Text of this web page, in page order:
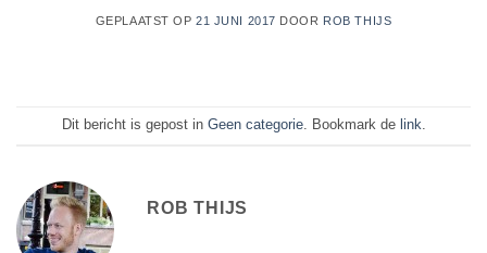
GEPLAATST OP21 JUNI 2017 DOOR ROB THIJS
Dit bericht is gepost in Geen categorie. Bookmark de link
ROB THIJS